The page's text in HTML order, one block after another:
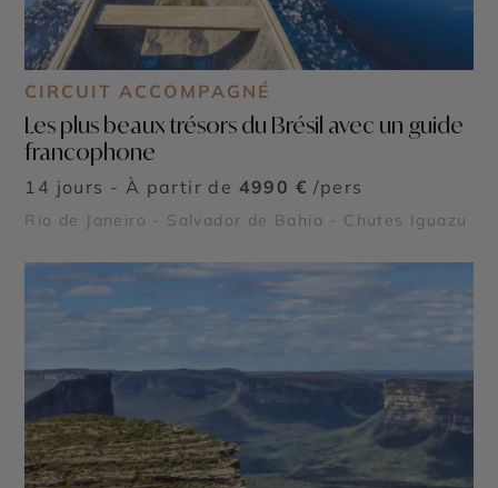
CIRCUIT ACCOMPAGNÉ
Les plus beaux trésors du Brésil avec un guide
francophone
14 jours - À partir de 4990 € /pers
Rio de Janeiro - Salvador de Bahia - Chutes Iguazu